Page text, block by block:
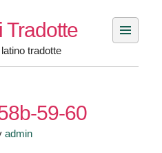
Tradotte
tradotte
59-60
admin